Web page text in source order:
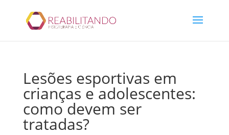
Lesões esportivas em
crianças e adolescentes:
como devem ser
tratadas?